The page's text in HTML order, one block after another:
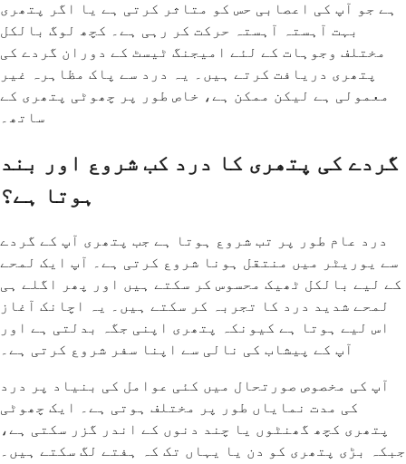
ہے جو آپ کی اعصابی حس کو متاثر کرتی ہے یا اگر پتھری
بہت آہستہ آہستہ حرکت کر رہی ہے۔ کچھ لوگ بالکل
مختلف وجوہات کے لئے امیجنگ ٹیسٹ کے دوران گردے کی
پتھری دریافت کرتے ہیں۔ یہ درد سے پاک مظاہرہ غیر
معمولی ہے لیکن ممکن ہے، خاص طور پر چھوٹی پتھری کے
ساتھ۔
گردے کی پتھری کا درد کب شروع اور بند
ہوتا ہے؟
درد عام طور پر تب شروع ہوتا ہے جب پتھری آپ کے گردے
سے یوریٹر میں منتقل ہونا شروع کرتی ہے۔ آپ ایک لمحے
کے لیے بالکل ٹھیک محسوس کر سکتے ہیں اور پھر اگلے ہی
لمحے شدید درد کا تجربہ کر سکتے ہیں۔ یہ اچانک آغاز
اس لیے ہوتا ہے کیونکہ پتھری اپنی جگہ بدلتی ہے اور
آپ کے پیشاب کی نالی سے اپنا سفر شروع کرتی ہے۔
آپ کی مخصوص صورتحال میں کئی عوامل کی بنیاد پر درد
کی مدت نمایاں طور پر مختلف ہوتی ہے۔ ایک چھوٹی
پتھری کچھ گھنٹوں یا چند دنوں کے اندر گزر سکتی ہے،
جبکہ بڑی پتھری کو دن یا یہاں تک کہ ہفتے لگ سکتے ہیں۔